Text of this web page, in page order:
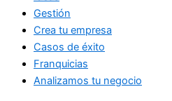
Gestión
Crea tu empresa
Casos de éxito
Franquicias
Analizamos tu negocio